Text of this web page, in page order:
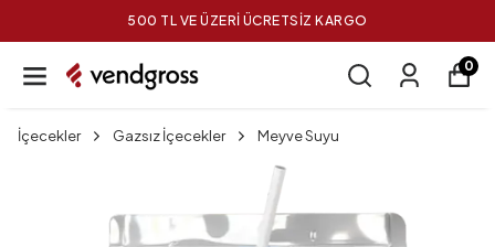
500 TL VE ÜZERİ ÜCRETSİZ KARGO
0
İçecekler Gazsız İçecekler Meyve Suyu